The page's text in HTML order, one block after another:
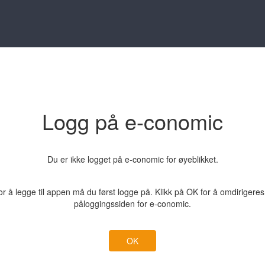
Logg på e-conomic
Du er ikke logget på e-conomic for øyeblikket.
å legge til appen må du først logge på. Klikk på OK for å
påloggingssiden for e-conomic.